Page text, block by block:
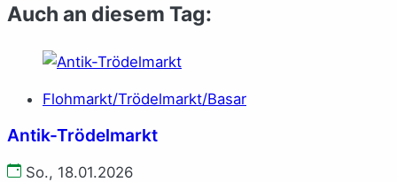
Auch an diesem Tag:
Flohmarkt/Trödelmarkt/Basar
Antik-Trödelmarkt
So., 18.01.2026